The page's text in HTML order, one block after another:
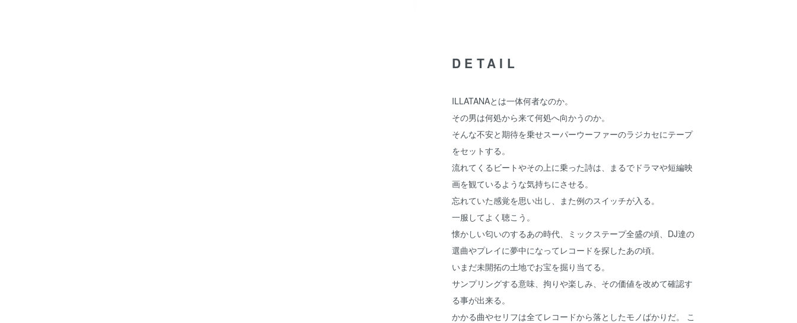
DETAIL
ILLATANAとは一体何者なのか。
その男は何処から来て何処へ向かうのか。
そんな不安と期待を乗せスーパーウーファーのラジカセにテープ
をセットする。
流れてくるビートやその上に乗った詩は、まるでドラマや短編映
画を観ているような気持ちにさせる。
忘れていた感覚を思い出し、また例のスイッチが入る。
一服してよく聴こう。
懐かしい匂いのするあの時代、ミックステープ全盛の頃、DJ達の
選曲やプレイに夢中になってレコードを探したあの頃。
いまだ未開拓の土地でお宝を掘り当てる。
サンプリングする意味、拘りや楽しみ、その価値を改めて確認す
る事が出来る。
かかる曲やセリフは全てレコードから落としたモノばかりだ。 こ